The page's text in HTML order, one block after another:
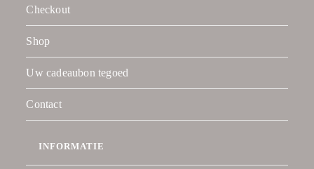
Checkout
Shop
Uw cadeaubon tegoed
Contact
INFORMATIE